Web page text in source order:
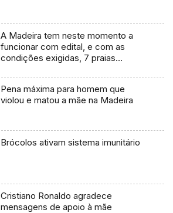
A Madeira tem neste momento a
funcionar com edital, e com as
condições exigidas, 7 praias
Pena máxima para homem que
violou e matou a mãe na Madeira
Brócolos ativam sistema imunitário
Cristiano Ronaldo agradece
mensagens de apoio à mãe